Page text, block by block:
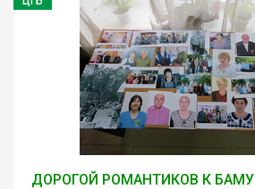
ДОРОГОЙ РОМАНТИКОВ К БАМУ